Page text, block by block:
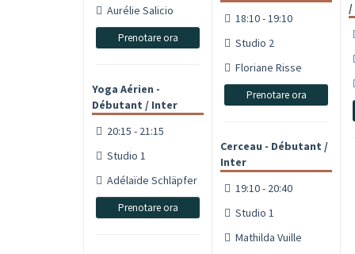
Aurélie Salicio
Prenotare ora
Yoga Aérien -
Débutant / Inter
20:15 - 21:15
Studio 1
Adélaïde Schläpfer
Prenotare ora
18:10 - 19:10
Studio 2
Floriane Risse
Prenotare ora
Cerceau - Débutant /
Inter
19:10 - 20:40
Studio 1
Mathilda Vuille